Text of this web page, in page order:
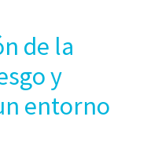
de la
y
entorno